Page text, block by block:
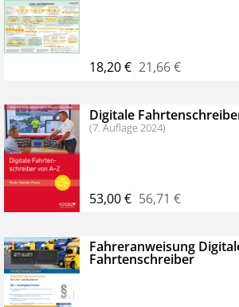
Bestellen Sie jetzt das
Kennenlern-Abo für zwei Monate
Monaten brauchen Sie nichts weiter
Abonnement endet automatisch, es
weiteren Verpflichtungen.
18,20 € 21,66 €
Digitale
(7. Auflage 2024)
53,00 € 56,71 €
Fahreranweisung
Fahrtenschreiber